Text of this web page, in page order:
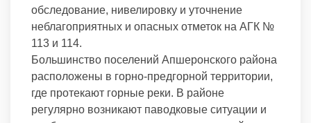
обследование, нивелировку и уточнение
неблагоприятных и опасных отметок на АГК №
113 и 114.
Большинство поселений Апшеронского района
расположены в горно-предгорной территории,
где протекают горные реки. В районе
регулярно возникают паводковые ситуации и